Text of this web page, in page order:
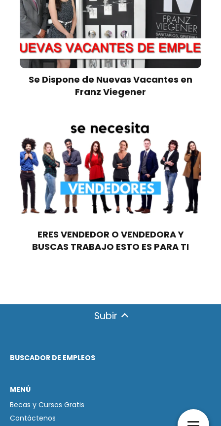
Se Dispone de Nuevas Vacantes en
Franz Viegener
ERES VENDEDOR O VENDEDORA Y
BUSCAS TRABAJO ESTO ES PARA TI
Subir
BUSCADOR DE EMPLEOS
MENÚ
Becas y Cursos Gratis
Contáctenos